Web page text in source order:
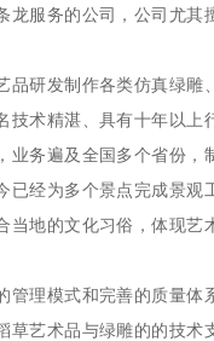
龙服务的公司，公司尤其
品研发制作各类仿真绿雕
技术精湛、具有十年以上
业务遍及全国多个省份，
已经为多个景点完成景观
当地的文化习俗，体现艺
管理模式和完善的质量体
草艺术品与绿雕的的技术